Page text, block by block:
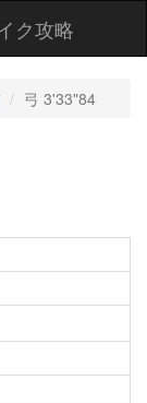
ク攻略
弓 3'33"84